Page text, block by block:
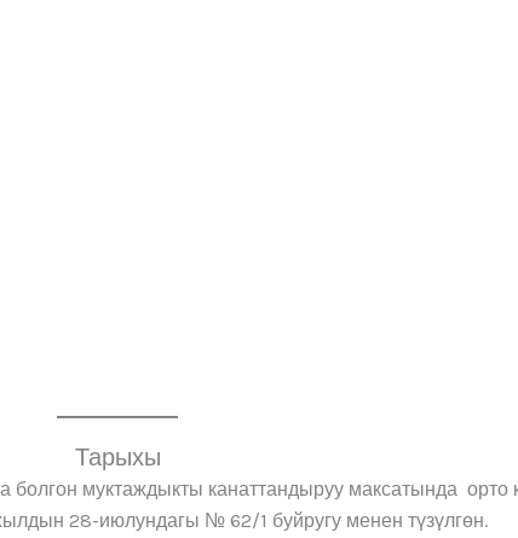
Тарыхы
муктаждыкты канаттандыруу максатында
28-июлундагы № 62/1 буйругу менен түзүлгөн.